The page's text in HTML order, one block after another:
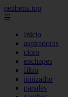
pezbetta.top
☰
Inicio
aspiradoras
cloro
enchapes
filtro
ionizador
panales